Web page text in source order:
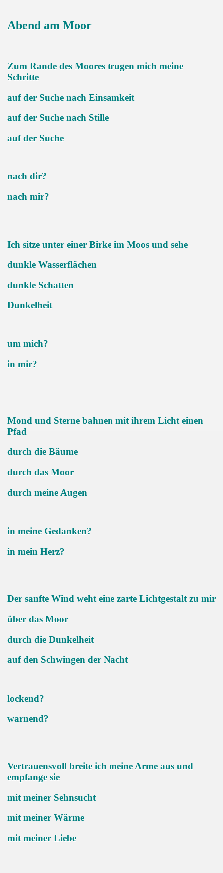
Abend am Moor
Zum Rande des Moores trugen mich meine
Schritte
auf der Suche nach Einsamkeit
auf der Suche nach Stille
auf der Suche
nach dir?
nach mir?
Ich sitze unter einer Birke im Moos und sehe
dunkle Wasserflächen
dunkle Schatten
Dunkelheit
um mich?
in mir?
Mond und Sterne bahnen mit ihrem Licht einen
Pfad
durch die Bäume
durch das Moor
durch meine Augen
in meine Gedanken?
in mein Herz?
Der sanfte Wind weht eine zarte Lichtgestalt zu mir
über das Moor
durch die Dunkelheit
auf den Schwingen der Nacht
lockend?
warnend?
Vertrauensvoll breite ich meine Arme aus und
empfange sie
mit meiner Sehnsucht
mit meiner Wärme
mit meiner Liebe